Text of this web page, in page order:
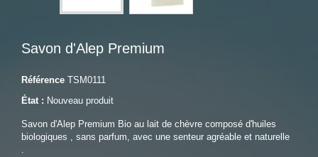
Savon d'Alep Premium
Référence TSM0111
État : Nouveau produit
Savon d'Alep Premium Bio au lait de chèvre composé d'huiles
biologiques , sans parfum, avec une senteur agréable et naturelle
.